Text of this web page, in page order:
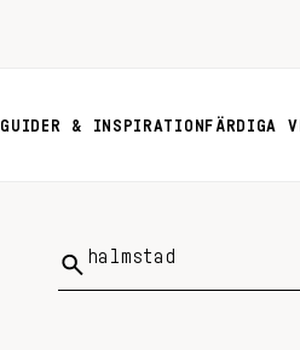
GUIDER & INSPIRATION FÄRDIGA
Sök